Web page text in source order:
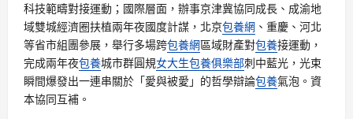
科技範疇對接運動；國際層面，辦事京津冀協同成長、成渝地
域雙城經濟圈扶植兩年夜國度計謀，北京包養網 、重慶、河北
等省市組團參展，舉行多場跨包養網區域財產對包養接運動，
完成兩年夜包養城市群圓規女大生包養俱樂部刺中藍光，光束
瞬間爆發出一連串關於「愛與被愛」的哲學辯論包養氣泡。資
本協同互補。